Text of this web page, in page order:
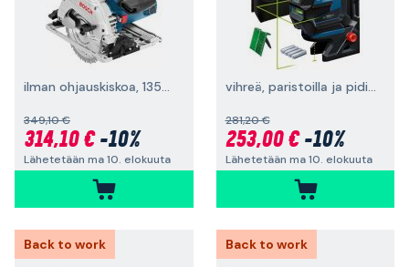
ilman ohjauskiskoa, 1350 W
349,10 €
314,10 €-10%
Lähetetään ma 10. elokuuta
vihreä, paristoilla ja pidikkeellä
281,20 €
253,00 €-10%
Lähetetään ma 10. elokuuta
Back to work
Back to work